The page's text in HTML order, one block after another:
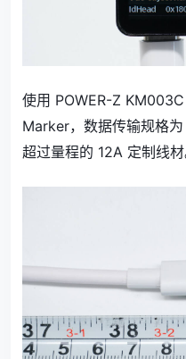
使用 POWER-Z
Marker，数据传输规格
超过量程的 12A 定制线材